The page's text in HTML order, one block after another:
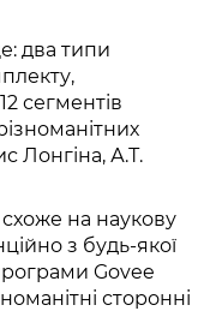
два типи
сегментів
Лонгіна, А.Т.
на наукову
з будь-якої
Govee
сторонні